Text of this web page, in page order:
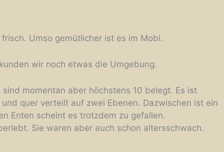
Umso gemütlicher ist es im Mobi.
wir noch etwas die Umgebung.
momentan aber höchstens 10 belegt. Es ist
quer verteilt auf zwei Ebenen. Dazwischen ist ein
Enten scheint es trotzdem zu gefallen.
Sie waren aber auch schon altersschwach.